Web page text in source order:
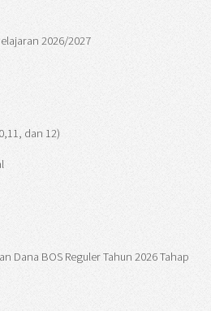
2026/2027
dan 12)
Dana BOS Reguler Tahun 2026 Tahap